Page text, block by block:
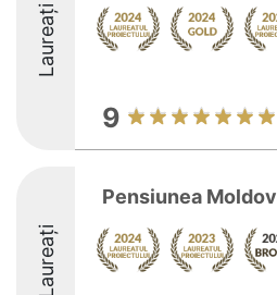
Laureați
9
Laureați
Pensiunea